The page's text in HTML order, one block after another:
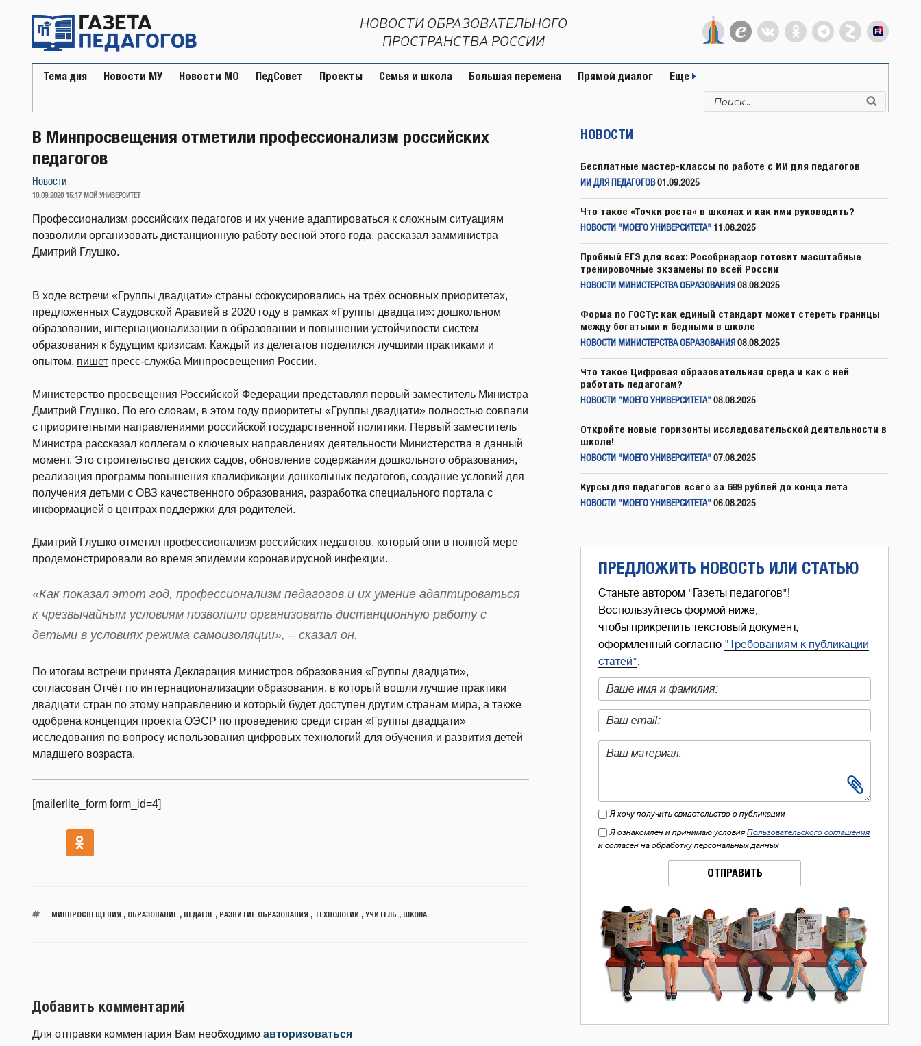
содержимому
НОВОСТИ ОБРАЗОВАТЕЛЬНОГО
ПРОСТРАНСТВА РОССИИ
Тема дня Новости МУ Новости МО ПедСовет Проекты Семья и школа Большая перемена Прямой диалог Еще
Искать:
В Минпросвещения отметили профессионализм российских
педагогов
Новости
ОПУБЛИКОВАНО
10.09.2020 15:17 МОЙ УНИВЕРСИТЕТ
Профессионализм российских педагогов и их учение адаптироваться к сложным ситуациям
позволили организовать дистанционную работу весной этого года, рассказал замминистра
Дмитрий Глушко.
В ходе встречи «Группы двадцати» страны сфокусировались на трёх основных приоритетах,
предложенных Саудовской Аравией в 2020 году в рамках «Группы двадцати»: дошкольном
образовании, интернационализации в образовании и повышении устойчивости систем
образования к будущим кризисам. Каждый из делегатов поделился лучшими практиками и
опытом, пишет пресс-служба Минпросвещения России.
Министерство просвещения Российской Федерации представлял первый заместитель Министра
Дмитрий Глушко. По его словам, в этом году приоритеты «Группы двадцати» полностью совпали
с приоритетными направлениями российской государственной политики. Первый заместитель
Министра рассказал коллегам о ключевых направлениях деятельности Министерства в данный
момент. Это строительство детских садов, обновление содержания дошкольного образования,
реализация программ повышения квалификации дошкольных педагогов, создание условий для
получения детьми с ОВЗ качественного образования, разработка специального портала с
информацией о центрах поддержки для родителей.
Дмитрий Глушко отметил профессионализм российских педагогов, который они в полной мере
продемонстрировали во время эпидемии коронавирусной инфекции.
«Как показал этот год, профессионализм педагогов и их умение адаптироваться
к чрезвычайным условиям позволили организовать дистанционную работу с
детьми в условиях режима самоизоляции», – сказал он.
По итогам встречи принята Декларация министров образования «Группы двадцати»,
согласован Отчёт по интернационализации образования, в который вошли лучшие практики
двадцати стран по этому направлению и который будет доступен другим странам мира, а также
одобрена концепция проекта ОЭСР по проведению среди стран «Группы двадцати»
исследования по вопросу использования цифровых технологий для обучения и развития детей
младшего возраста.
[mailerlite_form form_id=4]
МИНПРОСВЕЩЕНИЯ ОБРАЗОВАНИЕ, ПЕДАГОГ, РАЗВИТИЕ ОБРАЗОВАНИЯ ТЕХНОЛОГИИ УЧИТЕЛЬ ШКОЛА
Добавить комментарий
Для отправки комментария Вам необходимо авторизоваться
НОВОСТИ
Бесплатные мастер-классы по работе с ИИ для педагогов
ИИ ДЛЯ ПЕДАГОГОВ 01.09.2025
Что такое «Точки роста» в школах и как ими руководить?
НОВОСТИ "МОЕГО УНИВЕРСИТЕТА" 11.08.2025
Пробный ЕГЭ для всех: Рособрнадзор готовит масштабные
тренировочные экзамены по всей России
НОВОСТИ МИНИСТЕРСТВА ОБРАЗОВАНИЯ 08.08.2025
Форма по ГОСТу: как единый стандарт может стереть границы
между богатыми и бедными в школе
НОВОСТИ МИНИСТЕРСТВА ОБРАЗОВАНИЯ 08.08.2025
Что такое Цифровая образовательная среда и как с ней
работать педагогам?
НОВОСТИ "МОЕГО УНИВЕРСИТЕТА" 08.08.2025
Откройте новые горизонты исследовательской деятельности в
школе!
НОВОСТИ "МОЕГО УНИВЕРСИТЕТА" 07.08.2025
Курсы для педагогов всего за 699 рублей до конца лета
НОВОСТИ "МОЕГО УНИВЕРСИТЕТА" 06.08.2025
ПРЕДЛОЖИТЬ НОВОСТЬ ИЛИ СТАТЬЮ
Станьте автором "Газеты педагогов"!
Воспользуйтесь формой ниже,
чтобы прикрепить текстовый документ,
оформленный согласно "Требованиям к публикации
статей".
Я хочу получить свидетельство о публикации
Я ознакомлен и принимаю условия Пользовательского соглашения
и согласен на обработку персональных данных
ОТПРАВИТЬ